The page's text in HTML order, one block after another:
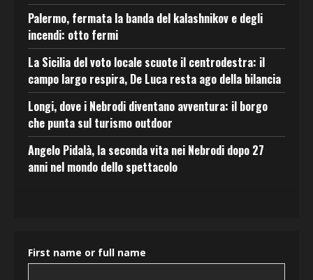
Palermo, fermata la banda del kalashnikov e degli
incendi: otto fermi
La Sicilia del voto locale scuote il centrodestra: il
campo largo respira, De Luca resta ago della bilancia
Longi, dove i Nebrodi diventano avventura: il borgo
che punta sul turismo outdoor
Angelo Pidalà, la seconda vita nei Nebrodi dopo 27
anni nel mondo dello spettacolo
First name or full name